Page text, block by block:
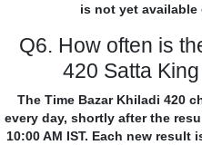
is not yet available
Q6. How often is
420 Satta
The Time Bazar Khiladi 420
every day, shortly after the
10:00 AM IST. Each new